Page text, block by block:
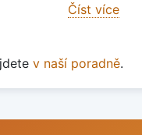
Číst více
v naší poradně.